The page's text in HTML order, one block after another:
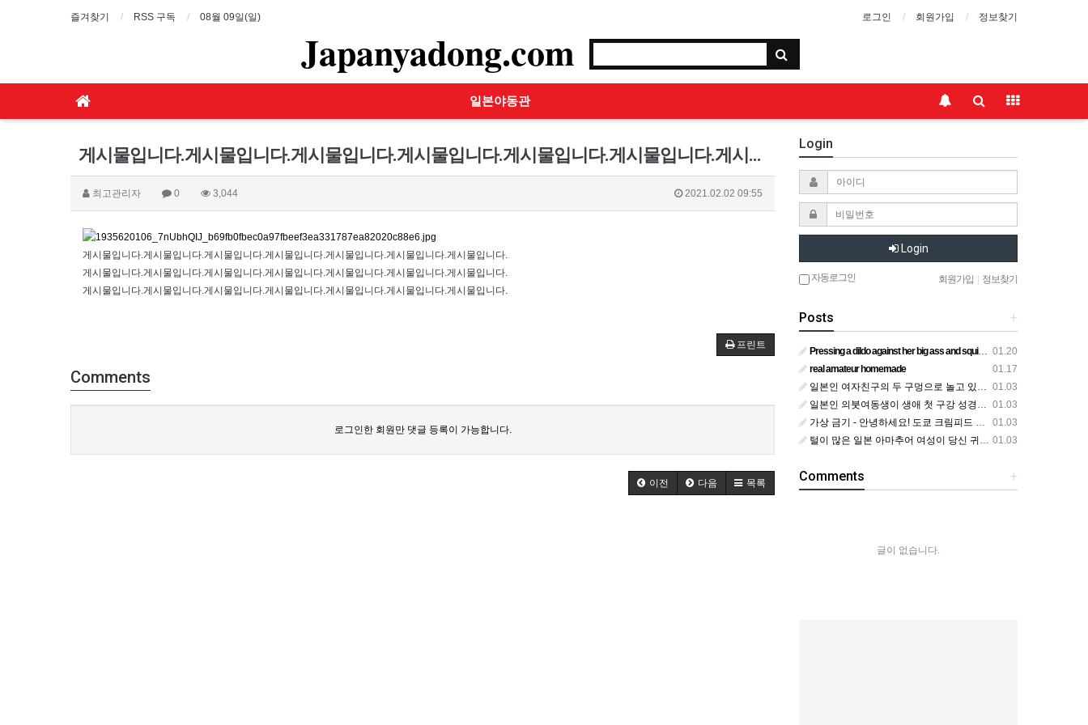
즐겨찾기 RSS 구독 08월 09일(일) 로그인 회원가입 정보찾기
Japanyadong.com
일본야동관
게시물입니다.게시물입니다.게시물입니다.게시물입니다.게시물입니다.게시물입니다.게시물입니다.
최고관리자 0 3,044 2021.02.02 09:55
게시물입니다.게시물입니다.게시물입니다.게시물입니다.게시물입니다.게시물입니다.게시물입니다.
게시물입니다.게시물입니다.게시물입니다.게시물입니다.게시물입니다.게시물입니다.게시물입니다.
게시물입니다.게시물입니다.게시물입니다.게시물입니다.게시물입니다.게시물입니다.게시물입니다.
프린트
Comments
로그인한 회원만 댓글 등록이 가능합니다.
이전 다음 목록
Login
Login
자동로그인 회원가입 정보찾기
+
Posts
01.20
Pressing a dildo against her big ass and squirting from below
01.17
real amateur homemade
01.03
일본인 여자친구의 두 구멍으로 놀고 있어요
01.03
일본인 의붓여동생이 생애 첫 구강 성경험을 공개하다
01.03
가상 금기 - 안녕하세요! 도쿄 크림피드 시엘에서
01.03
털이 많은 일본 아마추어 여성이 당신 귀에 대고 신음하며 자위합니다. 그녀가 오르가즘에 도달하는 모습을 보세요?
+
Comments
글이 없습니다.